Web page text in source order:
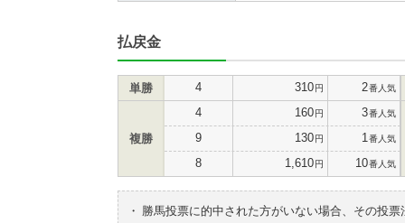
払戻金
単勝 4 310円 2番人気
複勝
4 160円 3番人気
9 130円 1 番人気
8 1,610円 10番人気
・
勝馬投票に的中された方がいない場合、その投